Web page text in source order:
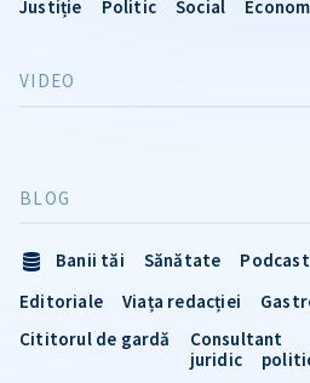
Justiție Politic Social
VIDEO
BLOG
Banii tăi Sănătate
Editoriale
Viața redacției
Cititorul de gardă
Consultant
juridic